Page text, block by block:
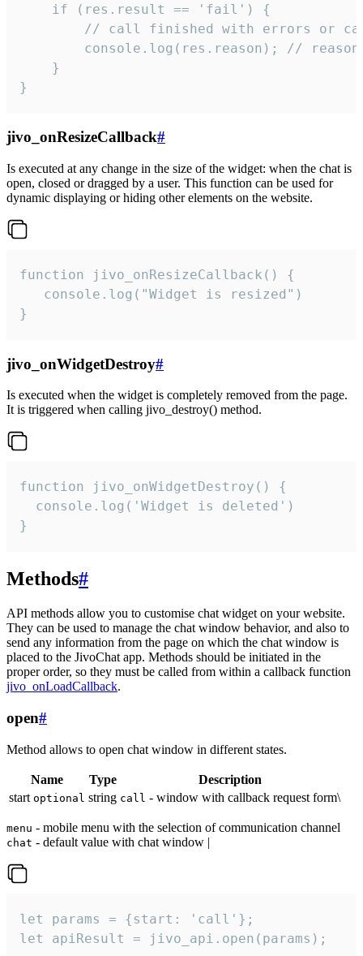
    if (res.result == 'fail') {
// call finished with errors or
console.log(res.reason); //
    }
}
jivo_onResizeCallback#
Is executed at any change in the size of the widget: when the chat is
open, closed or dragged by a user. This function can be used for
dynamic displaying or hiding other elements on the website.
function jivo_onResizeCallback() {
   console.log("Widget is resized")
}
jivo_onWidgetDestroy#
Is executed when the widget is completely removed from the page.
It is triggered when calling jivo_destroy() method.
function jivo_onWidgetDestroy() {
  console.log('Widget is deleted')
}
Methods#
API methods allow you to customise chat widget on your website.
They can be used to manage the chat window behavior, and also to
send any information from the page on which the chat window is
placed to the JivoChat app. Methods should be initiated in the
proper order, so they must be called from within a callback function
jivo_onLoadCallback.
open#
Method allows to open chat window in different states.
Name Type
Description
start optional string call - window with callback request form\
menu - mobile menu with the selection of communication channel
chat - default value with chat window |
let params = {start: 'call'};
let apiResult = jivo_api.open(params);